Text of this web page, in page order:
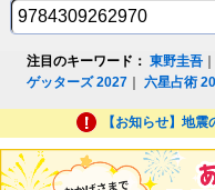
注目のキーワード： 東野圭吾
ゲッターズ 2027 ｜六星占術
【お知らせ】地